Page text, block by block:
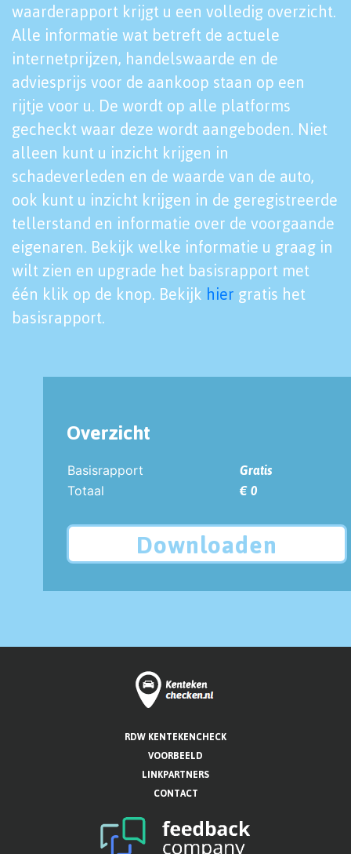
waarderapport krijgt u een volledig overzicht.
Alle informatie wat betreft de actuele
internetprijzen, handelswaarde en de
adviesprijs voor de aankoop staan op een
rijtje voor u. De wordt op alle platforms
gecheckt waar deze wordt aangeboden. Niet
alleen kunt u inzicht krijgen in
schadeverleden en de waarde van de auto,
ook kunt u inzicht krijgen in de geregistreerde
tellerstand en informatie over de voorgaande
eigenaren. Bekijk welke informatie u graag in
wilt zien en upgrade het basisrapport met
één klik op de knop. Bekijk hier gratis het
basisrapport.
Overzicht
Basisrapport
Gratis
Totaal
€ 0
Downloaden
RDW KENTEKENCHECK
VOORBEELD
LINKPARTNERS
CONTACT